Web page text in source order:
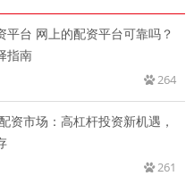
平台 网上的配资平台可靠吗？
指南
264
资市场：高杠杆投资新机遇，
261